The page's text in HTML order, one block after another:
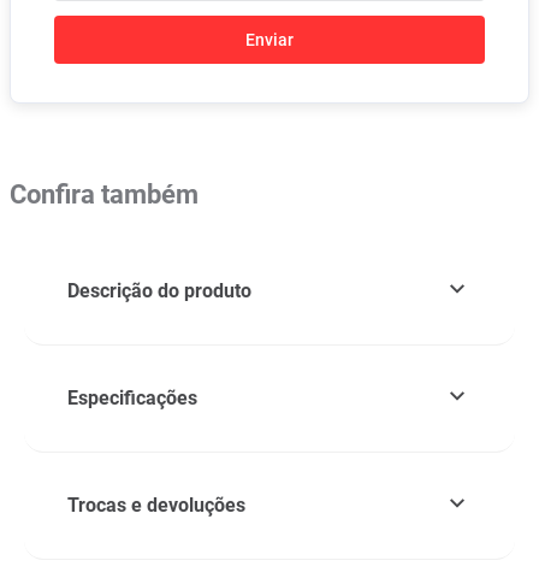
Enviar
Confira também
Descrição do produto
Especificações
Trocas e devoluções